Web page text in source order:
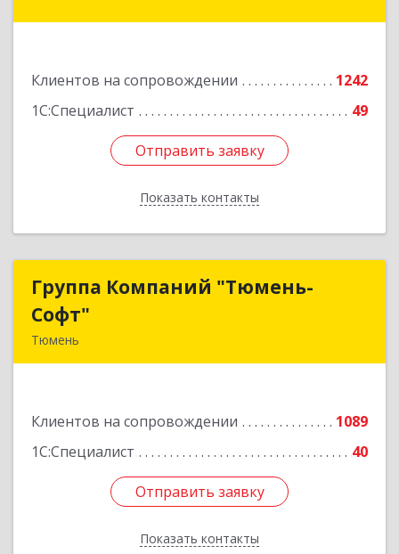
Клиентов на сопровождении
1242
1С:Специалист
49
Отправить заявку
Показать контакты
Отправить заявку
Назад
Группа Компаний "Тюмень-
Софт"
Тюмень
Клиентов на сопровождении
1089
1С:Специалист
40
Отправить заявку
Показать контакты
Группа Компаний "Тюмень-
Подробнее
Отправить заявку
Назад